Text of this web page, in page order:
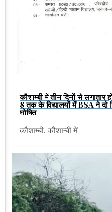
कौशाम्बी में तीन दिनों से लगातार
8 तक के विद्यालयों में BSA ने दो
घोषित
कौशाम्बी: कौशाम्बी में